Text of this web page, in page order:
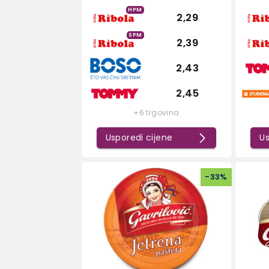
HPM
2,29
SPM
2,39
2,43
2,45
+6 trgovina
Usporedi cijene
-33%